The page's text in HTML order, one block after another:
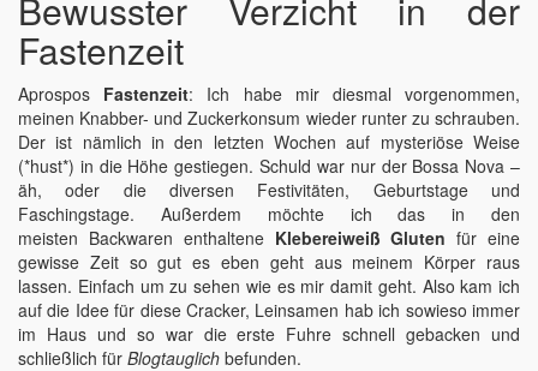
Fastenzeit
Aprospos Fastenzeit: Ich habe mir diesmal vorgenommen,
meinen Knabber- und Zuckerkonsum wieder runter zu schrauben.
Der ist nämlich in den letzten Wochen auf mysteriöse Weise
(*hust*) in die Höhe gestiegen. Schuld war nur der Bossa Nova –
äh, oder die diversen Festivitäten, Geburtstage und
Faschingstage. Außerdem möchte ich das in den
meisten Backwaren enthaltene Klebereiweiß Gluten für eine
gewisse Zeit so gut es eben geht aus meinem Körper raus
lassen. Einfach um zu sehen wie es mir damit geht. Also kam ich
auf die Idee für diese Cracker, Leinsamen hab ich sowieso immer
im Haus und so war die erste Fuhre schnell gebacken und
schließlich für Blogtauglich befunden.